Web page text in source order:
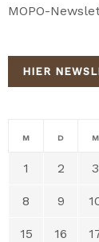
MOPO-
HIER
M D M
1 2 3
8 9
15 16